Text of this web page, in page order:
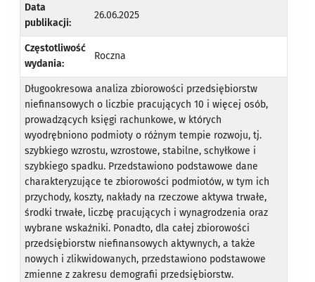
Data
publikacji:
26.06.2025
Częstotliwość
wydania:
Roczna
Długookresowa analiza zbiorowości przedsiębiorstw
niefinansowych o liczbie pracujących 10 i więcej osób,
prowadzących księgi rachunkowe, w których
wyodrębniono podmioty o różnym tempie rozwoju, tj.
szybkiego wzrostu, wzrostowe, stabilne, schyłkowe i
szybkiego spadku. Przedstawiono podstawowe dane
charakteryzujące te zbiorowości podmiotów, w tym ich
przychody, koszty, nakłady na rzeczowe aktywa trwałe,
środki trwałe, liczbę pracujących i wynagrodzenia oraz
wybrane wskaźniki. Ponadto, dla całej zbiorowości
przedsiębiorstw niefinansowych aktywnych, a także
nowych i zlikwidowanych, przedstawiono podstawowe
zmienne z zakresu demografii przedsiębiorstw.